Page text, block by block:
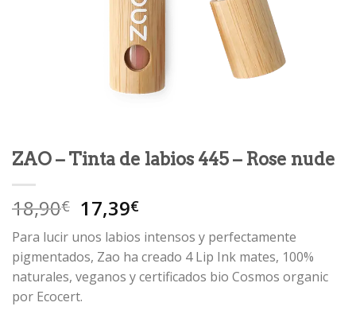
ZAO – Tinta de labios 445 – Rose nude
18,90€ El
precio
original
era:
18,90€.
17,39€El
precio
actual
es:
17,39€.
Para lucir unos labios intensos y perfectamente
pigmentados, Zao ha creado 4 Lip Ink mates, 100%
naturales, veganos y certificados bio Cosmos organic
por Ecocert.